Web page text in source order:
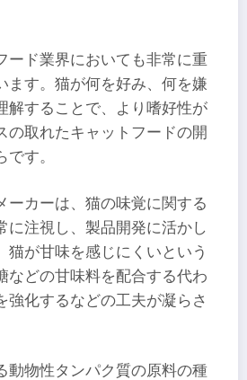
ード業界においても非常に重
ます。猫が何を好み、何を嫌
解することで、より嗜好性が
の取れたキャットフードの開
す。
ーカーは、猫の味覚に関する
に注視し、製品開発に活かし
猫が甘味を感じにくいという
などの甘味料を配合する代わ
強化するなどの工夫が凝らさ
動物性タンパク質の原料の種